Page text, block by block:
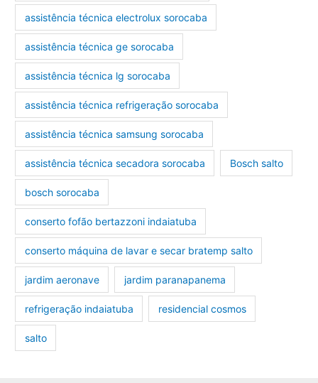
assistência técnica electrolux sorocaba
assistência técnica ge sorocaba
assistência técnica lg sorocaba
assistência técnica refrigeração sorocaba
assistência técnica samsung sorocaba
assistência técnica secadora sorocaba Bosch salto
bosch sorocaba
conserto fofão bertazzoni indaiatuba
conserto máquina de lavar e secar bratemp salto
jardim aeronave jardim paranapanema
refrigeração indaiatuba residencial cosmos
salto